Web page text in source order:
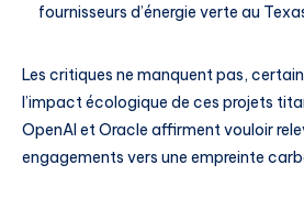
fournisseurs d’énergie verte au
Les critiques ne manquent pas,
l’impact écologique de ces projets
OpenAI et Oracle affirment vouloir
engagements vers une empreinte